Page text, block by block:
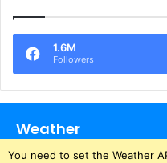
1.6M
Followers
Weather
You need to set the Weather